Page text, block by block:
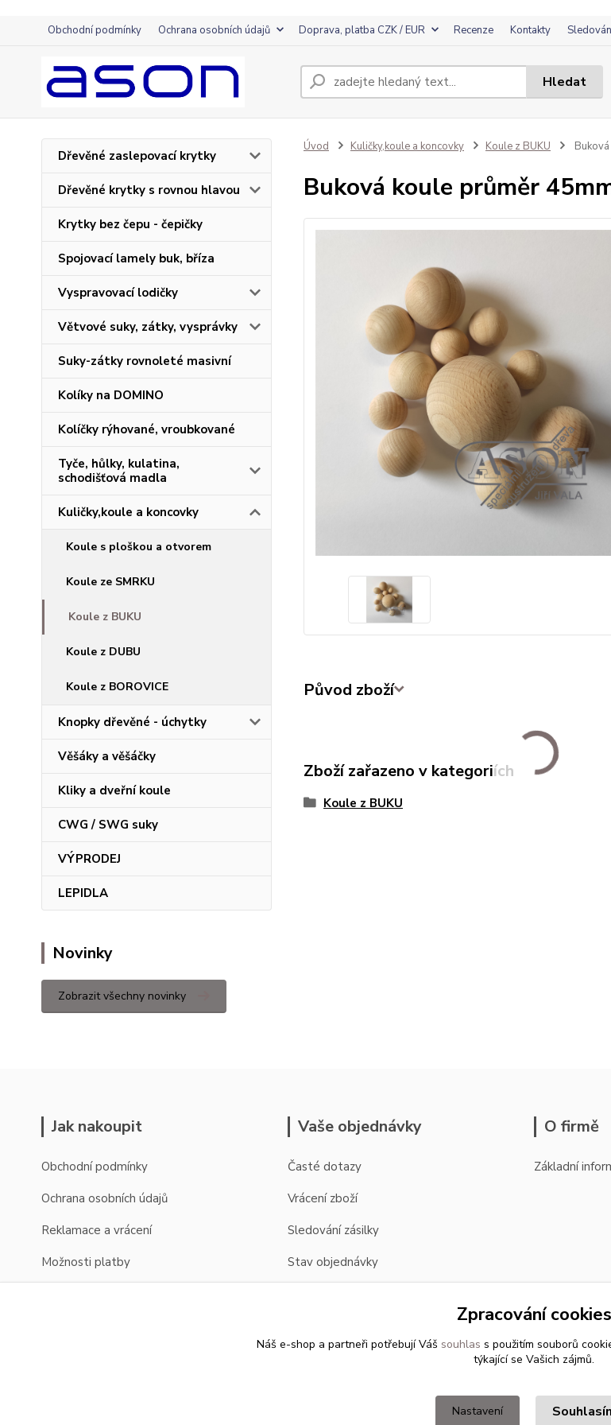
Obchodní podmínky Ochrana osobních údajů Doprava, platba CZK / EUR Recenze Kontakty
Hledat
Dřevěné zaslepovací krytky
Dřevěné krytky s rovnou hlavou
Krytky bez čepu - čepičky
Spojovací lamely buk, bříza
Vyspravovací lodičky
Větvové suky, zátky, vysprávky
Suky-zátky rovnoleté masivní
Kolíky na DOMINO
Kolíčky rýhované, vroubkované
Tyče, hůlky, kulatina,
schodišťová madla
Kuličky,koule a koncovky
Koule s ploškou a otvorem
Koule ze SMRKU
Koule z BUKU
Koule z DUBU
Koule z BOROVICE
Knopky dřevěné - úchytky
Věšáky a věšáčky
Kliky a dveřní koule
CWG / SWG suky
VÝPRODEJ
LEPIDLA
Novinky
Zobrazit všechny novinky
Úvod Kuličky,koule a koncovky Koule z BUKU
Buková koule průměr
Původ zboží
Zboží zařazeno v kategoriích
Koule z BUKU
Jak nakoupit
Obchodní podmínky
Ochrana osobních údajů
Reklamace a vrácení
Možnosti platby
Vaše objednávky
Časté dotazy
Vrácení zboží
Sledování zásilky
Stav objednávky
O firmě
Základní
Zpracování cookies
Náš e-shop a partneři potřebují Váš souhlas s použitím souborů
týkající se Vašich zájmů.
Nastavení